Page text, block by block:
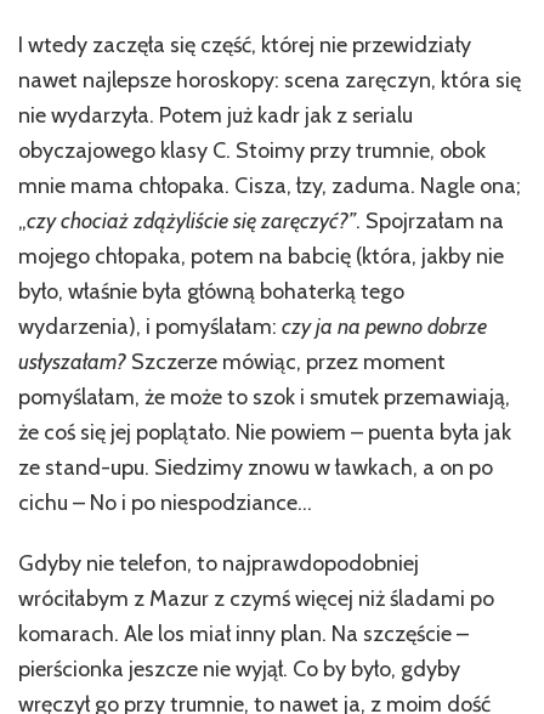
I wtedy zaczęła się część, której nie przewidziały
nawet najlepsze horoskopy: scena zaręczyn, która się
nie wydarzyła. Potem już kadr jak z serialu
obyczajowego klasy C. Stoimy przy trumnie, obok
mnie mama chłopaka. Cisza, łzy, zaduma. Nagle ona;
„czy chociaż zdążyliście się zaręczyć?”. Spojrzałam na
mojego chłopaka, potem na babcię (która, jakby nie
było, właśnie była główną bohaterką tego
wydarzenia), i pomyślałam: czy ja na pewno dobrze
usłyszałam? Szczerze mówiąc, przez moment
pomyślałam, że może to szok i smutek przemawiają,
że coś się jej poplątało. Nie powiem – puenta była jak
ze stand-upu. Siedzimy znowu w ławkach, a on po
cichu – No i po niespodziance…
Gdyby nie telefon, to najprawdopodobniej
wróciłabym z Mazur z czymś więcej niż śladami po
komarach. Ale los miał inny plan. Na szczęście –
pierścionka jeszcze nie wyjął. Co by było, gdyby
wręczył go przy trumnie, to nawet ja, z moim dość